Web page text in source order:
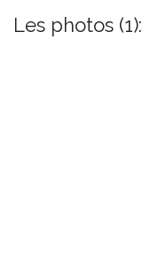
Les photos (1):